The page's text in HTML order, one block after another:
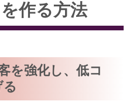
作る方法
を強化し、低コ